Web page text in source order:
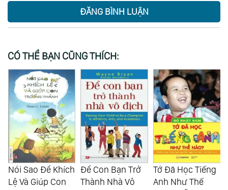
ĐĂNG BÌNH LUẬN
CÓ THỂ BẠN CŨNG THÍCH:
Nói Sao Để Khích
Lệ Và Giúp Con
Để Con Bạn Trở
Thành Nhà Vô
Tớ Đã Học Tiếng
Anh Như Thế